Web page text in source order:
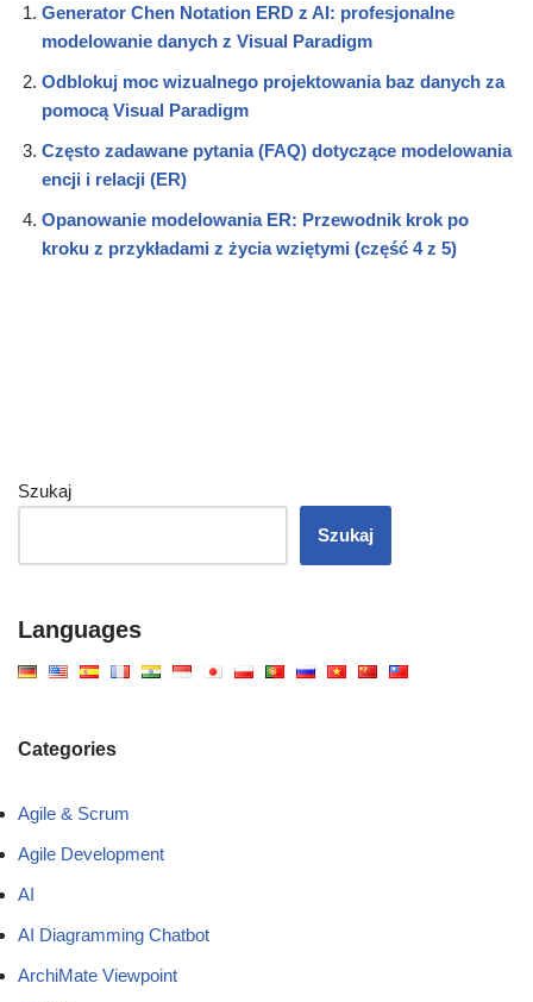
Generator Chen Notation ERD z AI: profesjonalne
modelowanie danych z Visual Paradigm
Odblokuj moc wizualnego projektowania baz danych za
pomocą Visual Paradigm
Często zadawane pytania (FAQ) dotyczące modelowania
encji i relacji (ER)
Opanowanie modelowania ER: Przewodnik krok po
kroku z przykładami z życia wziętymi (część 4 z 5)
Szukaj
Szukaj
Languages
Categories
Agile & Scrum
Agile Development
AI
AI Diagramming Chatbot
ArchiMate Viewpoint